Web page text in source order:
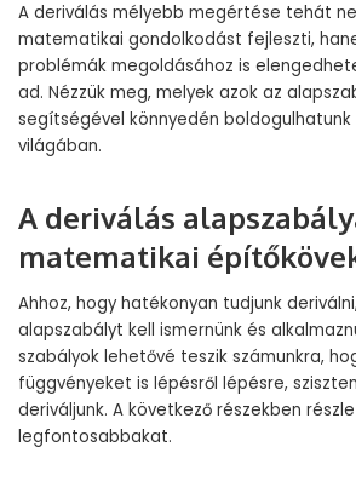
A deriválás mélyebb megértése tehát
matematikai gondolkodást fejleszti,
problémák megoldásához is
ad. Nézzük meg, melyek azok az
segítségével könnyedén
világában.
A deriválás
matematikai
Ahhoz, hogy hatékonyan tudjunk
alapszabályt kell ismernünk és
szabályok lehetővé teszik számunkra,
függvényeket is lépésről lépésre,
deriváljunk. A következő részekben
legfontosabbakat.